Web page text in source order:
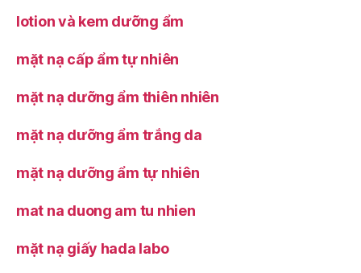
lotion và kem dưỡng ẩm
mặt nạ cấp ẩm tự nhiên
mặt nạ dưỡng ẩm thiên nhiên
mặt nạ dưỡng ẩm trắng da
mặt nạ dưỡng ẩm tự nhiên
mat na duong am tu nhien
mặt nạ giấy hada labo